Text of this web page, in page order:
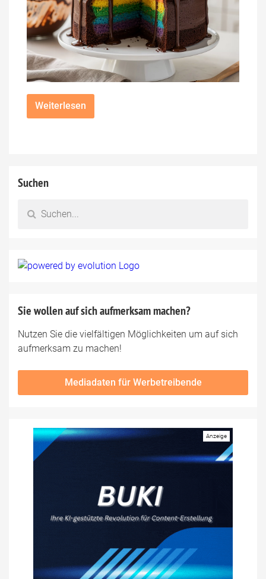
Weiterlesen
Suchen
Sie wollen auf sich aufmerksam machen?
Nutzen Sie die vielfältigen Möglichkeiten um auf sich
aufmerksam zu machen!
Mediadaten für Werbetreibende